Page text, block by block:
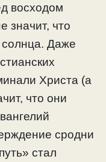
восходом
значит, что
солнца. Даже
Христа (а
что они
сродни
стал